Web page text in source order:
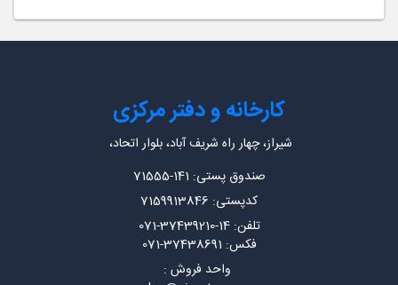
کارخانه و دفتر مرکزی
شیراز، چهار راه شریف آباد، بلوار اتحاد،
صندوق پستی: 141-71555
کدپستی: 7159913846
تلفن: 14-37439210-071
فکس: 37438691-071
واحد فروش :